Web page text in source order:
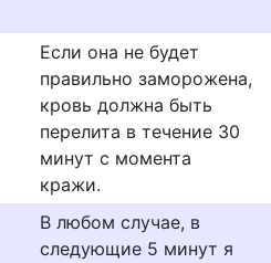
Если она не будет
правильно заморожена,
кровь должна быть
перелита в течение 30
минут с момента
кражи.
В любом случае, в
следующие 5 минут я